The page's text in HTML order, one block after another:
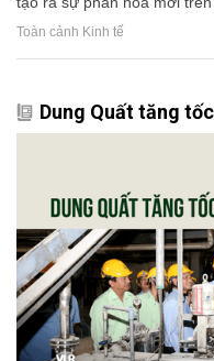
Toàn cảnh Kinh tế
Dung Quất tăng